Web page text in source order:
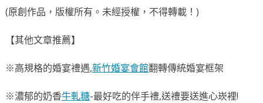
(原創作品，版權所有。未經授權，不得轉載！)
【其他文章推薦】
※高規格的婚宴禮遇,新竹婚宴會館翻轉傳統婚宴框架
※濃郁的奶香牛軋糖-最好吃的伴手禮,送禮要送進心崁裡!